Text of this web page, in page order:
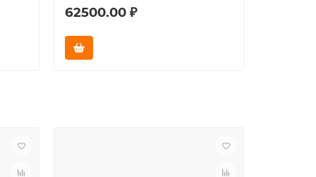
62500.00 ₽